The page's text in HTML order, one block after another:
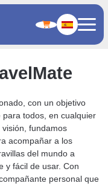
con un objetivo
todos, en cualquier
fundamos
acompañar a los
del mundo a
y fácil de usar. Con
personal que